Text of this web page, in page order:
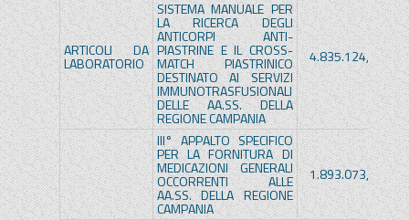
ARTICOLI DA
LABORATORIO
SISTEMA MANUALE PER
LA RICERCA DEGLI
ANTICORPI ANTI-
PIASTRINE E IL CROSS-
MATCH PIASTRINICO
DESTINATO AI SERVIZI
IMMUNOTRASFUSIONALI
DELLE AA.SS. DELLA
REGIONE CAMPANIA
4.835.124,40€
III° APPALTO SPECIFICO
PER LA FORNITURA DI
MEDICAZIONI GENERALI
OCCORRENTI ALLE
AA.SS. DELLA REGIONE
CAMPANIA
1.893.073,41€